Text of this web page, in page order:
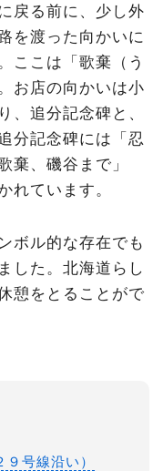
戻る前に、少し外
を渡った向かいに
ここは「歌棄（う
お店の向かいは小
、追分記念碑と、
分記念碑には「忍
、磯谷まで」
れています。
ボル的な存在でも
した。北海道らし
憩をとることがで
号線沿い）